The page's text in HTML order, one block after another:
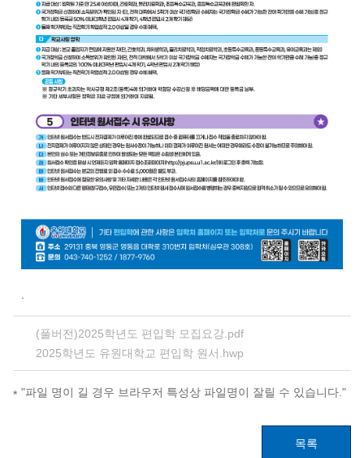
(풀버전)2025학년도 편입학 모집요강.pdf
2025학년도 유원대학교 편입학 원서.hwp
"파일 명이 길 경우 브라우저 특성상 파일명이 잘릴 수 있습니다."
목록